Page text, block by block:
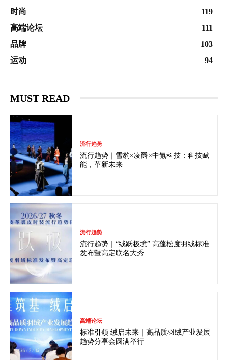
时尚
119
高端论坛
111
品牌
103
运动
94
MUST READ
流行趋势
流行趋势｜雪豹×凌爵×中氪科技：科技赋
能，革新未来
流行趋势
流行趋势｜“绒跃极境” 高蓬松度羽绒标准
发布暨高定联名大秀
高端论坛
标准引领 绒启未来｜高品质羽绒产业发展
趋势分享会圆满举行